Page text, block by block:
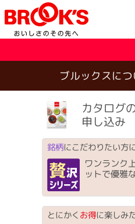
ブルックスにつ
カタログ
申し込み
銘柄にこだわりたい方
ワンランク
ットで優雅
とにかく お得に楽しみ